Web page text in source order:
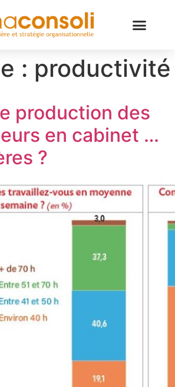
: productivité
production des
en cabinet …
?